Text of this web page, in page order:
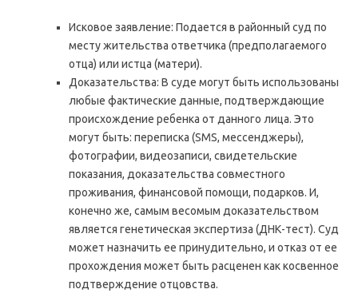
Исковое заявление: Подается в районный суд по
месту жительства ответчика (предполагаемого
отца) или истца (матери).
Доказательства: В суде могут быть использованы
любые фактические данные, подтверждающие
происхождение ребенка от данного лица. Это
могут быть: переписка (SMS, мессенджеры),
фотографии, видеозаписи, свидетельские
показания, доказательства совместного
проживания, финансовой помощи, подарков. И,
конечно же, самым весомым доказательством
является генетическая экспертиза (ДНК-тест). Суд
может назначить ее принудительно, и отказ от ее
прохождения может быть расценен как косвенное
подтверждение отцовства.